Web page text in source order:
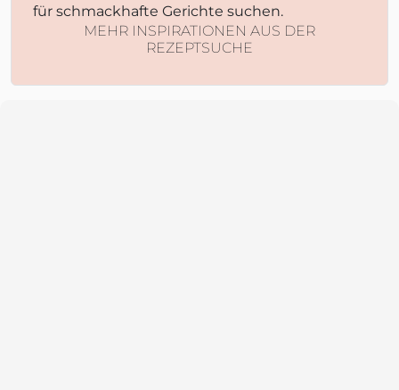
für schmackhafte Gerichte suchen.
MEHR INSPIRATIONEN AUS DER
REZEPTSUCHE